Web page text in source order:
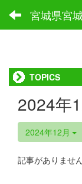
宮城県宮
TOPICS
2024年
2024年12月
記事がありません